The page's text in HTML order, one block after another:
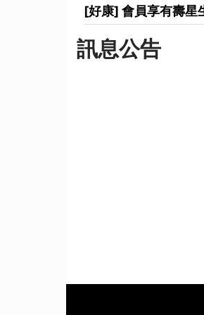
[好康] 會員享有壽星
訊息公告